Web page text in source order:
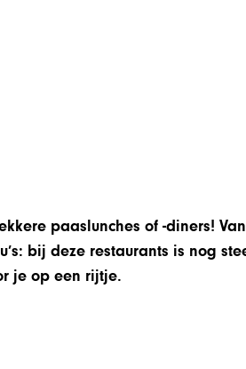
paaslunches of -diners! Van
bij deze restaurants is nog
je op een rijtje.